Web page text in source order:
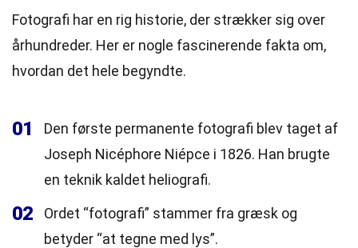
Fotografi har en rig historie, der strækker sig over
århundreder. Her er nogle fascinerende fakta om,
hvordan det hele begyndte.
01
Den første permanente fotografi blev taget af
Joseph Nicéphore Niépce i 1826. Han brugte
en teknik kaldet heliografi.
02
Ordet “fotografi” stammer fra græsk og
betyder “at tegne med lys”.